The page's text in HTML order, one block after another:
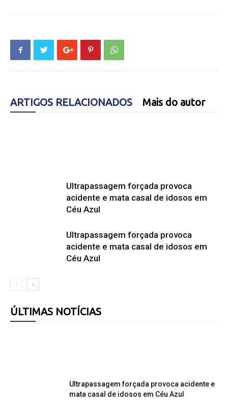
ARTIGOS RELACIONADOS Mais do autor
Ultrapassagem forçada provoca
acidente e mata casal de idosos em
Céu Azul
Ultrapassagem forçada provoca
acidente e mata casal de idosos em
Céu Azul
ÚLTIMAS NOTÍCIAS
Ultrapassagem forçada provoca acidente e
mata casal de idosos em Céu Azul